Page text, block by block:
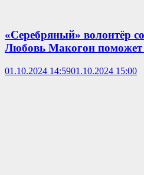
«Серебряный» волонтёр
Любовь Макогон поможет
01.10.2024 14:5901.10.2024 15:00